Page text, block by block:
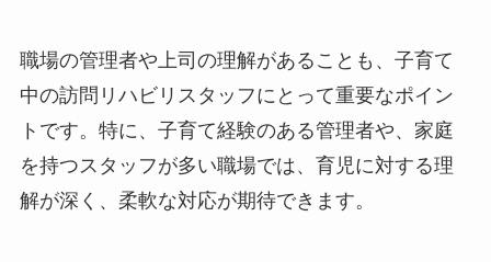
職場の管理者や上司の理解があることも、子育て
中の訪問リハビリスタッフにとって重要なポイン
トです。特に、子育て経験のある管理者や、家庭
を持つスタッフが多い職場では、育児に対する理
解が深く、柔軟な対応が期待できます。